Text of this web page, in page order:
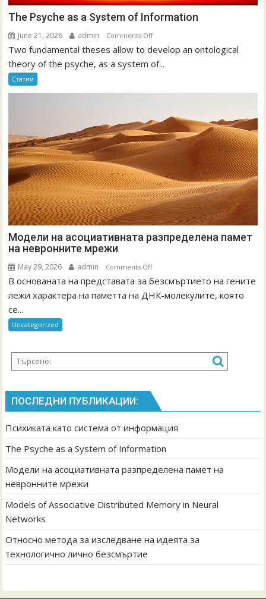
The Psyche as a System of Information
June 21, 2026 admin Comments Offon
The
Psyche
Information
Two fundamental theses allow to develop an ontological
theory of the psyche, as a system of...
Статии
Модели на асоциативната разпределена памет
на невронните мрежи
May 29, 2026 admin Comments Offon
Модели
на
мрежи
В основаната на представата за безсмъртието на гените
лежи характера на паметта на ДНК-молекулите, която
се...
Uncategorized
ПОСЛЕДНИ ПУБЛИКАЦИИ:
Психиката като система от информация
The Psyche as a System of Information
Модели на асоциативната разпределена памет на
невронните мрежи
Models of Associative Distributed Memory in Neural
Networks
Относно метода за изследване на идеята за
технологично лично безсмъртие